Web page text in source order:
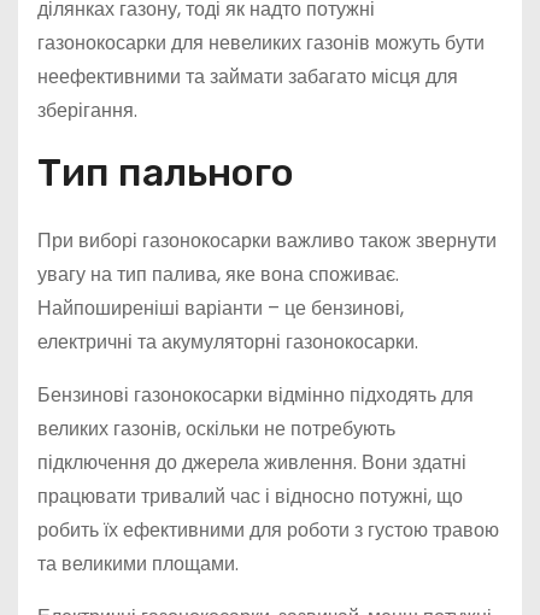
ділянках газону, тоді як надто потужні
газонокосарки для невеликих газонів можуть бути
неефективними та займати забагато місця для
зберігання.
Тип пального
При виборі газонокосарки важливо також звернути
увагу на тип палива, яке вона споживає.
Найпоширеніші варіанти – це бензинові,
електричні та акумуляторні газонокосарки.
Бензинові газонокосарки відмінно підходять для
великих газонів, оскільки не потребують
підключення до джерела живлення. Вони здатні
працювати тривалий час і відносно потужні, що
робить їх ефективними для роботи з густою травою
та великими площами.